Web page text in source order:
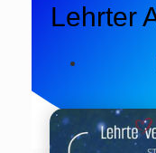
Lehrter